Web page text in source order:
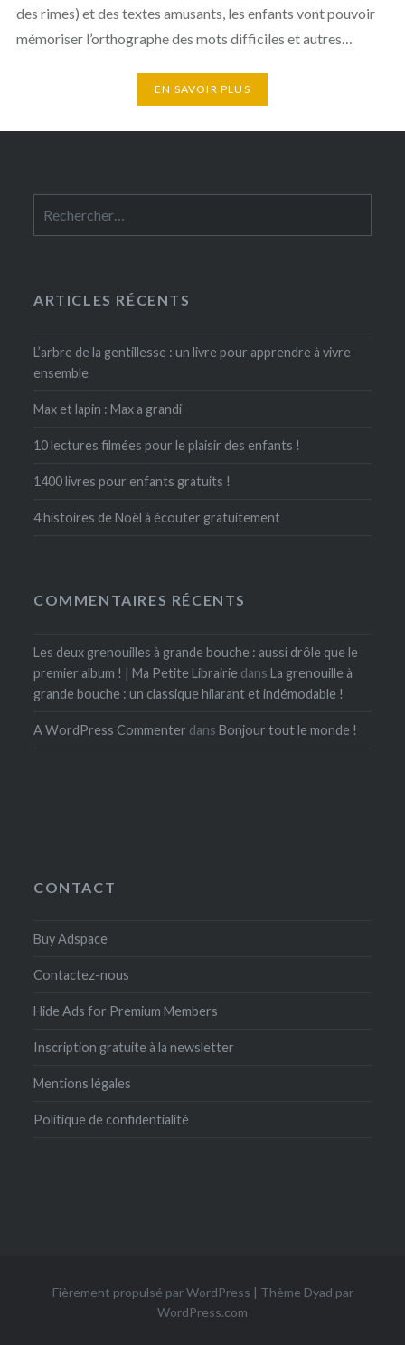
des rimes) et des textes amusants, les enfants vont pouvoir
mémoriser l’orthographe des mots difficiles et autres…
EN SAVOIR PLUS
ARTICLES RÉCENTS
L’arbre de la gentillesse : un livre pour apprendre à vivre
ensemble
Max et lapin : Max a grandi
10 lectures filmées pour le plaisir des enfants !
1400 livres pour enfants gratuits !
4 histoires de Noël à écouter gratuitement
COMMENTAIRES RÉCENTS
Les deux grenouilles à grande bouche : aussi drôle que le
premier album ! | Ma Petite Librairie dansLa grenouille à
grande bouche : un classique hilarant et indémodable !
A WordPress Commenter dansBonjour tout le monde !
CONTACT
Buy Adspace
Contactez-nous
Hide Ads for Premium Members
Inscription gratuite à la newsletter
Mentions légales
Politique de confidentialité
Fièrement propulsé par WordPress | Thème Dyad par
WordPress.com